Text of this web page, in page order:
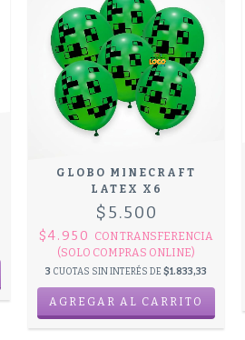
GLOBO MINECRAFT
LATEX X6
$5.500
$4.950 CONTRANSFERENCIA
(SOLO COMPRAS ONLINE)
3 CUOTAS SIN INTERÉS DE$1.833,33